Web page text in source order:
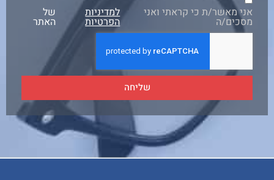
אני מאשר/ת כי קראתי ואני
מסכים/ה
למדיניות
הפרטיות
של
האתר
שליחה